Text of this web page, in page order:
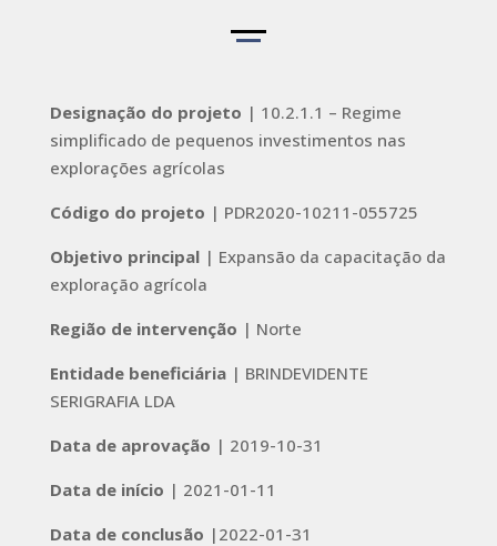
Designação do projeto | 10.2.1.1 – Regime
simplificado de pequenos investimentos nas
explorações agrícolas
Código do projeto | PDR2020-10211-055725
Objetivo principal| Expansão da capacitação da
exploração agrícola
Região de intervenção | Norte
Entidade beneficiária| BRINDEVIDENTE
SERIGRAFIA LDA
Data de aprovação | 2019-10-31
Data de início | 2021-01-11
Data de conclusão |2022-01-31